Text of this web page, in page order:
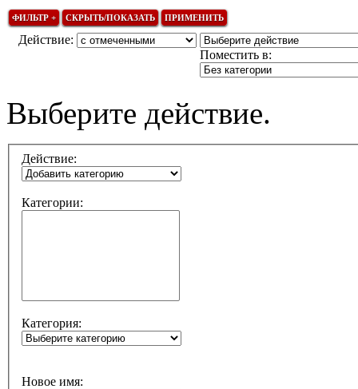
Действие:
Поместить в:
Выберите действие.
Действие:
Категории:
Категория:
Новое имя: